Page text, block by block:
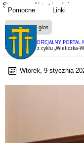
Pomocne Linki
OFICJALNY PORTAL
Strona Aktualności
Czytaj na głos
45 spotkanie z cyklu „Wieliczka-
Wtorek, 9 stycznia